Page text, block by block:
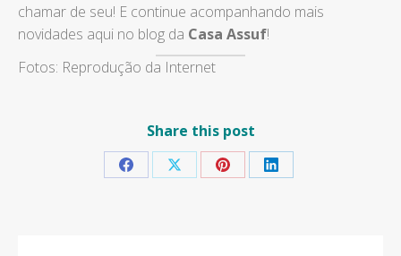
chamar de seu! E continue acompanhando mais
novidades aqui no blog da Casa Assuf!
Fotos: Reprodução da Internet
Share this post
Share Share Share Share